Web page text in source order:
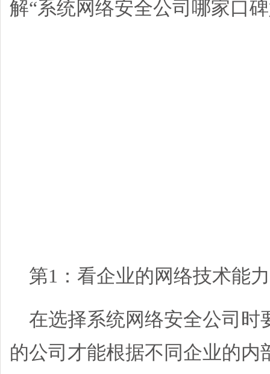
解“系统网络安全公司哪家口
第1：看企业的网络技术能力
在选择系统网络安全公司时
的公司才能根据不同企业的